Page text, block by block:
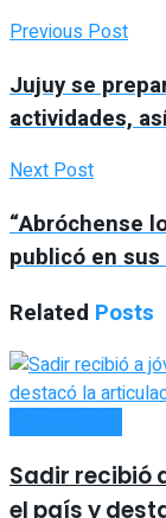
Previous Post
Jujuy se
actividades,
Next Post
“Abróchense
publicó en
Related Posts
Sadir recibió
el país y